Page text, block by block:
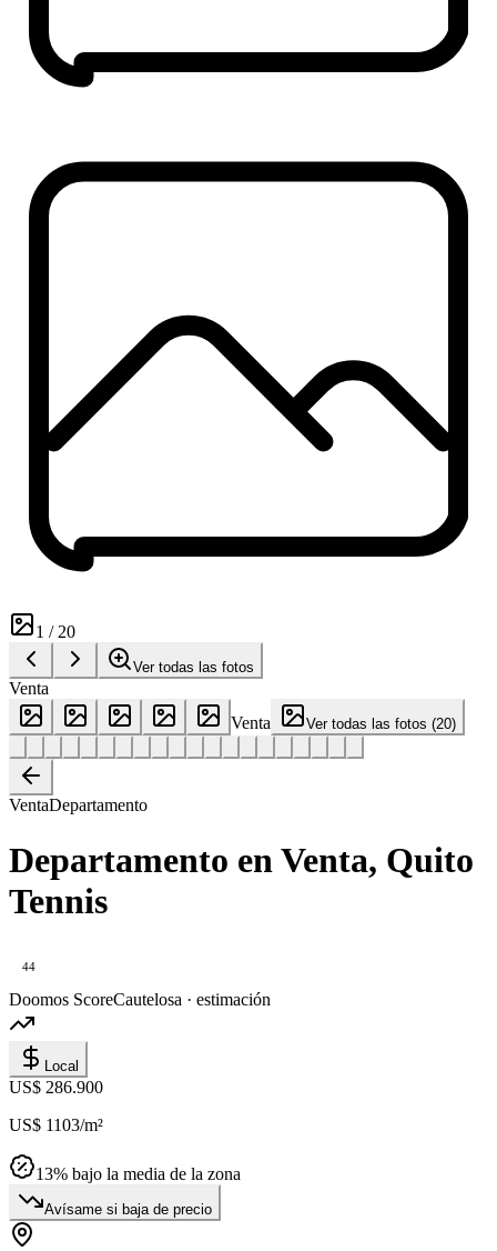
1 /20
Ver todas las fotos
Venta
Venta
Ver todas las fotos (20)
VentaDepartamento
Departamento en Venta, Quito
Tennis
44
Doomos ScoreCautelosa · estimación
Local
US$ 286.900
US$ 1103/m²
13% bajo la media de la zona
Avísame si baja de precio